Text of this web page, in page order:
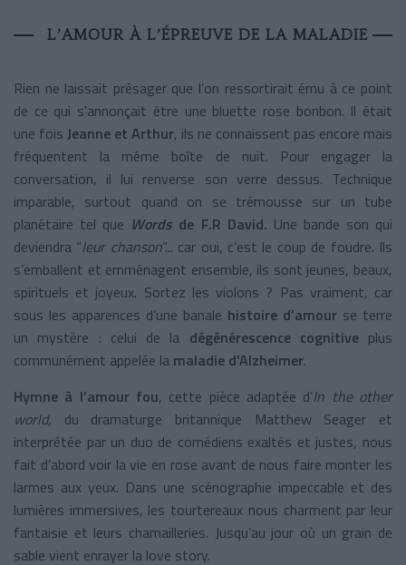
L’AMOUR À L’ÉPREUVE DE LA MALADIE
Rien ne laissait présager que l’on ressortirait ému à ce point
de ce qui s'annonçait être une bluette rose bonbon. Il était
une fois Jeanne et Arthur, ils ne connaissent pas encore mais
fréquentent la même boîte de nuit. Pour engager la
conversation, il lui renverse son verre dessus. Technique
imparable, surtout quand on se trémousse sur un tube
planétaire tel que Words de F.R David. Une bande son qui
deviendra “leur chanson”... car oui, c’est le coup de foudre. Ils
s’emballent et emménagent ensemble, ils sont jeunes, beaux,
spirituels et joyeux. Sortez les violons ? Pas vraiment, car
sous les apparences d’une banale histoire d’amour se terre
un mystère : celui de la dégénérescence cognitiveplus
communément appelée la maladie d'Alzheimer.
Hymne à l’amour fou, cette pièce adaptée d’In the other
world, du dramaturge britannique Matthew Seager et
interprétée par un duo de comédiens exaltés et justes, nous
fait d’abord voir la vie en rose avant de nous faire monter les
larmes aux yeux. Dans une scénographie impeccable et des
lumières immersives, les tourtereaux nous charment par leur
fantaisie et leurs chamailleries. Jusqu’au jour où un grain de
sable vient enrayer la love story.